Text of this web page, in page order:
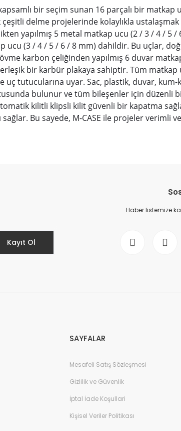
bir seçim sunan 16 parçalı bir
delme projelerinde kolaylıkla
yapılmış 5 metal matkap ucu (2 / 3 / 4 / 5 /
ucu (3 / 4 / 5 / 6 / 8 mm) dahildir. Bu uçlar,
karbon çeliğinden yapılmış 6 duvar
bir karbür plakaya sahiptir. Tüm matkap
tutucularına uyar. Sac, plastik, duvar,
bulunur ve tüm bileşenler için düzenli
kilitli klipsli kilit güvenli bir kapatma
Bu sayede, M-CASE ile projeler verimli
Kayıt Ol
Haber listemize
SAYFALAR
Mesafeli Satış Sözleşmesi
Gizlilik ve Güvenlik
İptal İade Koşullari
Kişisel Veriler Politikası